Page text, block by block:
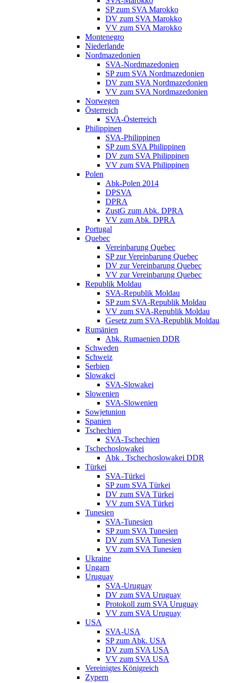
SP zum SVA Marokko
DV zum SVA Marokko
VV zum SVA Marokko
Montenegro
Niederlande
Nordmazedonien
SVA-Nordmazedonien
SP zum SVA Nordmazedonien
DV zum SVA Nordmazedonien
VV zum SVA Nordmazedonien
Norwegen
Österreich
SVA-Österreich
Philippinen
SVA-Philippinen
SP zum SVA Philippinen
DV zum SVA Philippinen
VV zum SVA Philippinen
Polen
Abk-Polen 2014
DPSVA
DPRA
ZustG zum Abk. DPRA
VV zum Abk. DPRA
Portugal
Quebec
Vereinbarung Quebec
SP zur Vereinbarung Quebec
DV zur Vereinbarung Quebec
VV zur Vereinbarung Quebec
Republik Moldau
SVA-Republik Moldau
SP zum SVA-Republik Moldau
VV zum SVA-Republik Moldau
Gesetz zum SVA-Republik Moldau
Rumänien
Abk. Rumaenien DDR
Schweden
Schweiz
Serbien
Slowakei
SVA-Slowakei
Slowenien
SVA-Slowenien
Sowjetunion
Spanien
Tschechien
SVA-Tschechien
Tschechoslowakei
Abk . Tschechoslowakei DDR
Türkei
SVA-Türkei
SP zum SVA Türkei
DV zum SVA Türkei
VV zum SVA Türkei
Tunesien
SVA-Tunesien
SP zum SVA Tunesien
DV zum SVA Tunesien
VV zum SVA Tunesien
Ukraine
Ungarn
Uruguay
SVA-Uruguay
DV zum SVA Uruguay
Protokoll zum SVA Uruguay
VV zum SVA Uruguay
USA
SVA-USA
SP zum Abk. USA
DV zum SVA USA
VV zum SVA USA
Vereinigtes Königreich
Zypern